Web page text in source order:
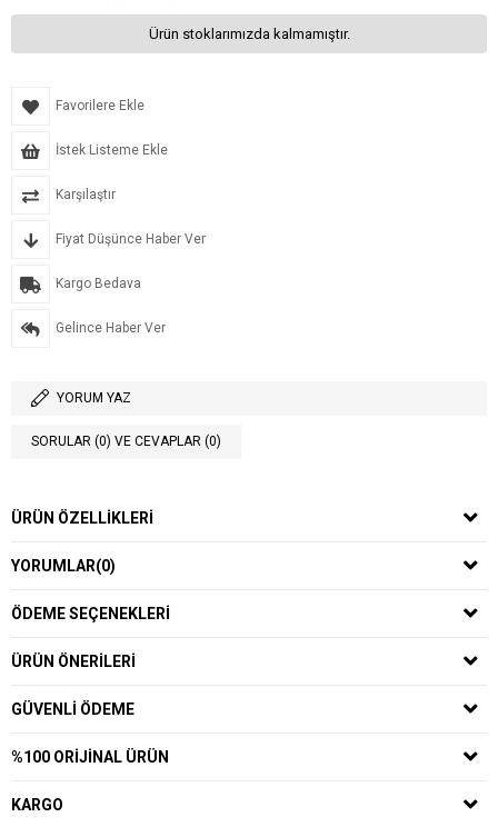
Ürün stoklarımızda kalmamıştır.
Favorilere Ekle
İstek Listeme Ekle
Karşılaştır
Fiyat Düşünce Haber Ver
Kargo Bedava
Gelince Haber Ver
YORUM YAZ
SORULAR (0) VE CEVAPLAR (0)
ÜRÜN ÖZELLIKLERI
YORUMLAR(0)
ÖDEME SEÇENEKLERI
ÜRÜN ÖNERILERI
GÜVENLI ÖDEME
%100 ORIJINAL ÜRÜN
KARGO